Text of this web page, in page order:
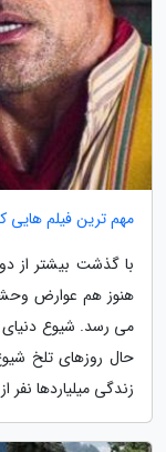
مهم ترین فیلم هایی که در
با گذشت بیشتر از
هنوز هم عوارض
می رسد. شیوع
حال روزهای تلخ
زندگی میلیاردها نفر